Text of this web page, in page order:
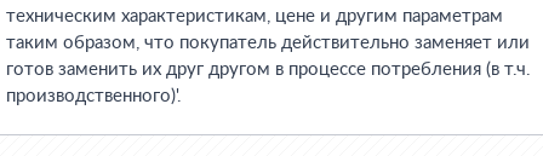
техническим характеристикам, цене и другим параметрам
таким образом, что покупатель действительно заменяет или
готов заменить их друг другом в процессе потребления (в т.ч.
производственного)'.